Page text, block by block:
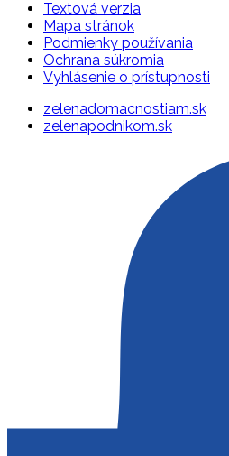
Textová verzia
Mapa stránok
Podmienky používania
Ochrana súkromia
Vyhlásenie o prístupnosti
zelenadomacnostiam.sk
zelenapodnikom.sk